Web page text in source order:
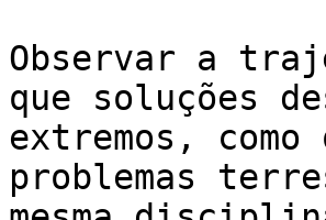
Observar a
que soluções
extremos,
problemas